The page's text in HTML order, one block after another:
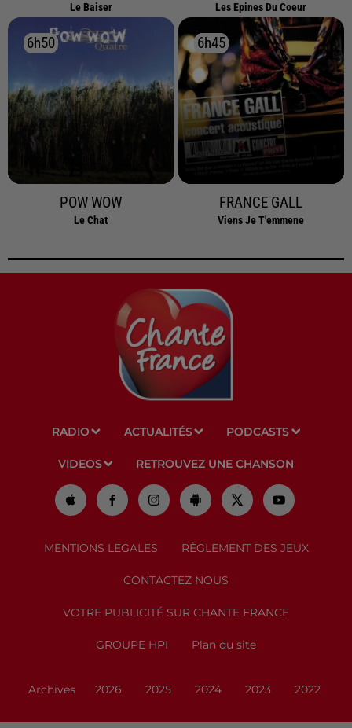
Le Baiser Les Epines Du Coeur
6h50
6h50
POW WOW
Le Chat
6h45
6h45
FRANCE GALL
Viens Je T'emmene
RADIO ACTUALITÉS PODCASTS
VIDEOS RETROUVEZ UNE CHANSON
MENTIONS LEGALES RÈGLEMENT DES JEUX
CONTACTEZ NOUS
VOTRE PUBLICITÉ SUR CHANTE FRANCE
GROUPE HPI Plan du site
Archives 2026 2025 2024 2023 2022